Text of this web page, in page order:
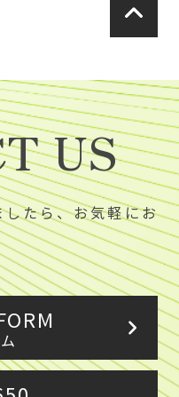
US
たら、お気軽にお